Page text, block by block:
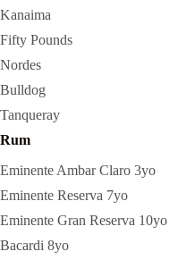
Kanaima
Fifty Pounds
Nordes
Bulldog
Tanqueray
Rum
Eminente Ambar Claro 3yo
Eminente Reserva 7yo
Eminente Gran Reserva 10yo
Bacardi 8yo